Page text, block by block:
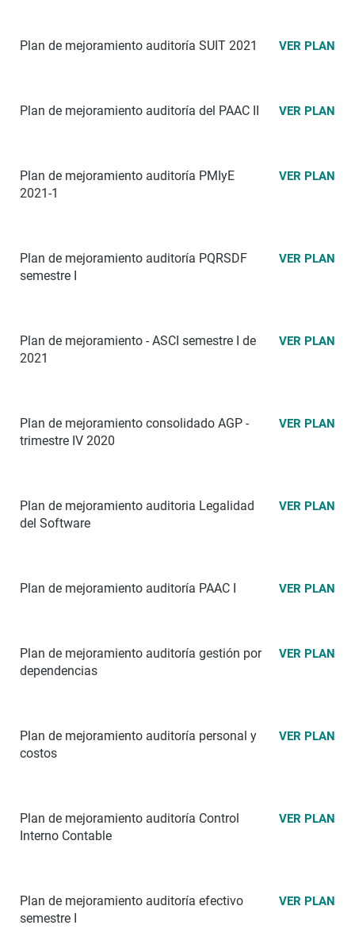
Plan de mejoramiento auditoría SUIT 2021 VER PLAN
Plan de mejoramiento auditoría del PAAC II VER PLAN
Plan de mejoramiento auditoría PMIyE
2021-1
VER PLAN
Plan de mejoramiento auditoría PQRSDF
semestre I
VER PLAN
Plan de mejoramiento - ASCI semestre I de
2021
VER PLAN
Plan de mejoramiento consolidado AGP -
trimestre IV 2020
VER PLAN
Plan de mejoramiento auditoria Legalidad
del Software
VER PLAN
Plan de mejoramiento auditoría PAAC I VER PLAN
Plan de mejoramiento auditoría gestión por
dependencias
VER PLAN
Plan de mejoramiento auditoría personal y
costos
VER PLAN
Plan de mejoramiento auditoría Control
Interno Contable
VER PLAN
Plan de mejoramiento auditoría efectivo
semestre I
VER PLAN